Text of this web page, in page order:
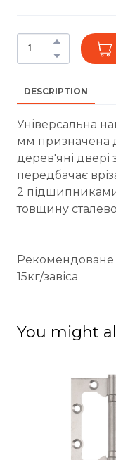
DESCRIPTION
Універсальна
мм призначена
дерев'яні
передбачає
2 підшипниками
товщину
Рекомендоване
15кг/завіса
You might